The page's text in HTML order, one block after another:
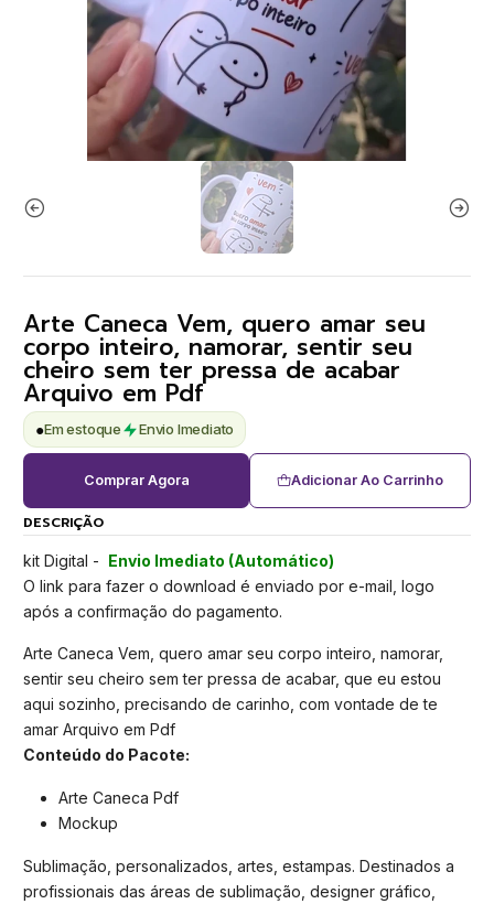
Arte Caneca Vem, quero amar seu
corpo inteiro, namorar, sentir seu
cheiro sem ter pressa de acabar
Arquivo em Pdf
●Em estoque Envio Imediato
Adicionar Ao Carrinho
Comprar Agora
DESCRIÇÃO
kit Digital - Envio Imediato (Automático)
O link para fazer o download é enviado por e-mail, logo
após a confirmação do pagamento.
Arte Caneca Vem, quero amar seu corpo inteiro, namorar,
sentir seu cheiro sem ter pressa de acabar, que eu estou
aqui sozinho, precisando de carinho, com vontade de te
amar Arquivo em Pdf
Conteúdo do Pacote:
Arte Caneca Pdf
Mockup
Sublimação, personalizados, artes, estampas. Destinados a
profissionais das áreas de sublimação, designer gráfico,